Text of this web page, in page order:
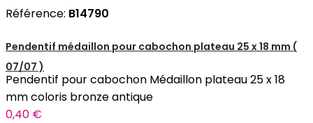
Référence: B14790
Pendentif médaillon pour cabochon plateau 25 x 18 mm (
07/07 )
Pendentif pour cabochon Médaillon plateau 25 x 18
mm coloris bronze antique
0,40 €